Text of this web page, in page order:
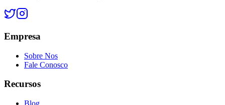
Empresa
Sobre Nos
Fale Conosco
Recursos